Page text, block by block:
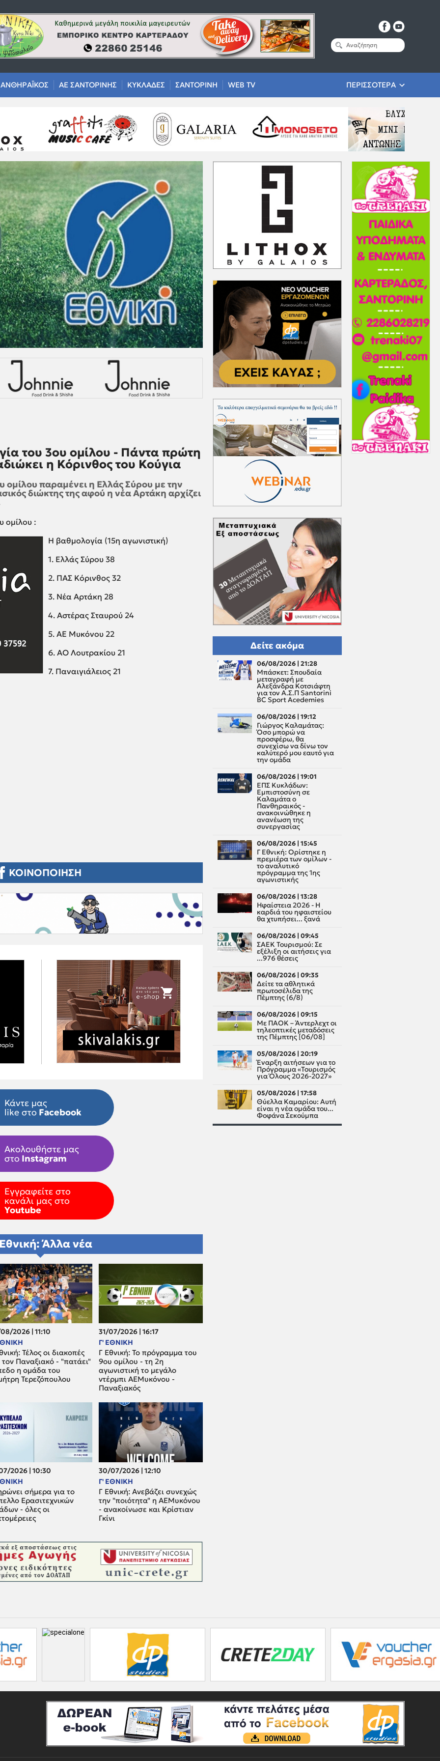
ΑΕ ΣΑΝΤΟΡΙΝΗΣ ΚΥΚΛΑΔΕΣ ΣΑΝΤΟΡΙΝΗ WEB TV ΠΕΡΙΣΣΟΤΕΡΑ
του 3ου ομίλου - Πάντα πρώτη
η Κόρινθος του Κούγια
ομίλου παραμένει η Ελλάς Σύρου με την
διώκτης της αφού η νέα Αρτάκη αρχίζει
ομίλου :
Η βαθμολογία (15η αγωνιστική)
1. Ελλάς Σύρου 38
2. ΠΑΣ Κόρινθος 32
3. Νέα Αρτάκη 28
4. Αστέρας Σταυρού 24
5. ΑΕ Μυκόνου 22
6. ΑΟ Λουτρακίου 21
7. Παναιγιάλειος 21
ΚΟΙΝΟΠΟΙΗΣΗ
Κάντε μας
like στο Facebook
Ακολουθήστε μας
στο Instagram
Εγγραφείτε στο
κανάλι μας στο
Youtube
Άλλα νέα
2026 | 11:10
Τέλος οι διακοπές
τον Παναξιακό - "πατάει"
η ομάδα του
Τερεζόπουλου
31/07/2026 | 16:17
Γ' ΕΘΝΙΚΗ
Γ Εθνική: Το πρόγραμμα του
9ου ομίλου - τη 2η
αγωνιστική το μεγάλο
ντέρμπι ΑΕΜυκόνου -
Παναξιακός
2026 | 10:30
σήμερα για το
Ερασιτεχνικών
- όλες οι
30/07/2026 | 12:10
Γ' ΕΘΝΙΚΗ
Γ Εθνική: Ανεβάζει συνεχώς
την "ποιότητα" η ΑΕΜυκόνου
- ανακοίνωσε και Κρίστιαν
Γκίνι
Δείτε ακόμα
06/08/2026 | 21:28
Μπάσκετ: Σπουδαία
μεταγραφή με
Αλεξάνδρα Κοτσιάφτη
για τον A.Σ.Π Santorini
BC Sport Acedemies
06/08/2026 | 19:12
Γιώργος Καλαμάτας:
Όσο μπορώ να
προσφέρω, θα
συνεχίσω να δίνω τον
καλύτερό μου εαυτό για
την ομάδα
06/08/2026 | 19:01
ΕΠΣ Κυκλάδων:
Εμπιστοσύνη σε
Καλαμάτα ο
Πανθηραικός -
ανακοινώθηκε η
ανανέωση της
συνεργασίας
06/08/2026 | 15:45
Γ Εθνική: Ορίστηκε η
πρεμιέρα των ομίλων -
το αναλυτικό
πρόγραμμα της 1ης
αγωνιστικής
06/08/2026 | 13:28
Ηφαίστεια 2026 - Η
καρδιά του ηφαιστείου
θα χτυπήσει... ξανά
06/08/2026 | 09:45
ΣΑΕΚ Τουρισμού: Σε
εξέλιξη οι αιτήσεις για
...976 θέσεις
06/08/2026 | 09:35
Δείτε τα αθλητικά
πρωτοσέλιδα της
Πέμπτης (6/8)
06/08/2026 | 09:15
Με ΠΑΟΚ – Άντερλεχτ οι
τηλεοπτικές μεταδόσεις
της Πέμπτης [06/08]
05/08/2026 | 20:19
Έναρξη αιτήσεων για το
Πρόγραμμα «Τουρισμός
για Όλους 2026-2027»
05/08/2026 | 17:58
Θύελλα Καμαρίου: Αυτή
είναι η νέα ομάδα του...
Φοφάνα Σεκούμπα